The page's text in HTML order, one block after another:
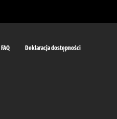
FAQ Deklaracja dostępności